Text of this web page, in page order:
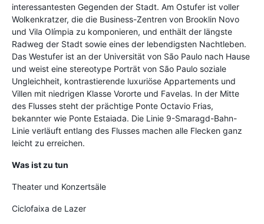
interessantesten Gegenden der Stadt. Am Ostufer ist voller
Wolkenkratzer, die die Business-Zentren von Brooklin Novo
und Vila Olímpia zu komponieren, und enthält der längste
Radweg der Stadt sowie eines der lebendigsten Nachtleben.
Das Westufer ist an der Universität von São Paulo nach Hause
und weist eine stereotype Porträt von São Paulo soziale
Ungleichheit, kontrastierende luxuriöse Appartements und
Villen mit niedrigen Klasse Vororte und Favelas. In der Mitte
des Flusses steht der prächtige Ponte Octavio Frias,
bekannter wie Ponte Estaiada. Die Linie 9-Smaragd-Bahn-
Linie verläuft entlang des Flusses machen alle Flecken ganz
leicht zu erreichen.
Was ist zu tun
Theater und Konzertsäle
Ciclofaixa de Lazer